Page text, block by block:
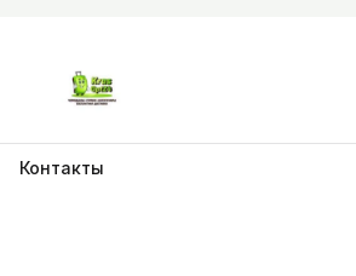
Контакты